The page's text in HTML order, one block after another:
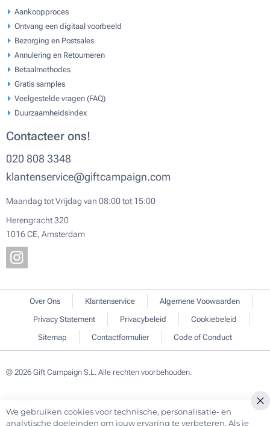
Aankoopproces
Ontvang een digitaal voorbeeld
Bezorging en Postsales
Annulering en Retourneren
Betaalmethodes
Gratis samples
Veelgestelde vragen (FAQ)
Duurzaamheidsindex
Contacteer ons!
020 808 3348
klantenservice@giftcampaign.com
Maandag tot Vrijdag van 08:00 tot 15:00
Herengracht 320
1016 CE, Amsterdam
Over Ons Klantenservice
Algemene Voowaarden
Privacy Statement
Privacybeleid
Cookiebeleid
Sitemap
Contactformulier Code of Conduct
© 2026 Gift Campaign S.L. Alle rechten voorbehouden.
We gebruiken cookies voor technische, personalisatie- en
analytische doeleinden om jouw ervaring te verbeteren. Als je